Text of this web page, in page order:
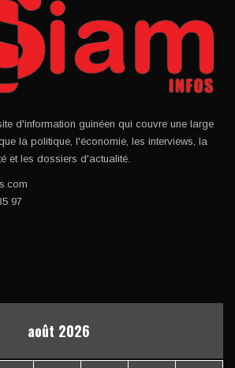
d'information guinéen qui couvre une large
la politique, l'économie, les interviews, la
et les dossiers d'actualité.
97
août 2026